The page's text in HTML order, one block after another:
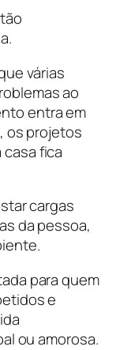
várias
ao
entra em
os projetos
casa fica
cargas
da pessoa,
para quem
e
ou amorosa.